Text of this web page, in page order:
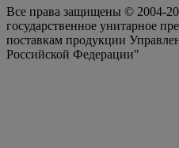
Все права защищены © 2004-
государственное унитарное
поставкам продукции
Российской Федерации"